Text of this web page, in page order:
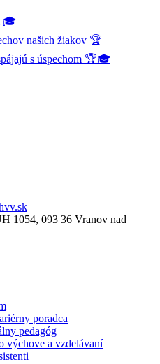
🎓
našich žiakov 🏆
s úspechom 🏆🎓
1054, 093 36 Vranov nad
poradca
pedagóg
výchove a vzdelávaní